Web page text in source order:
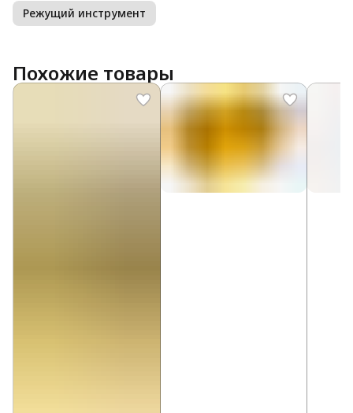
Режущий инструмент
Похожие товары